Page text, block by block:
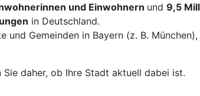
und Einwohnern und 9,5
in Deutschland.
Gemeinden in Bayern (z. B.
daher, ob Ihre Stadt aktuell dabei ist.